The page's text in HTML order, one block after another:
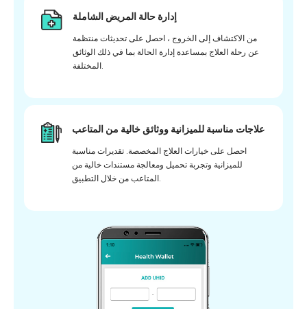
إدارة حالة المريض الشاملة
من الاكتشاف إلى الخروج ، احصل على تحديثات منتظمة
عن رحلة العلاج بمساعدة إدارة الحالة بما في ذلك الوثائق
المختلفة.
علاجات مناسبة للميزانية ووثائق خالية من المتاعب
احصل على خيارات العلاج المخصصة. تقديرات مناسبة
للميزانية وتجربة تحميل ومعالجة مستندات خالية من
المتاعب من خلال التطبيق.